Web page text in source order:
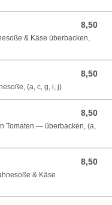
8,50
8,50 EUR
& Käse überbacken,
8,50
8,50 EUR
(a, c, g, i, j)
8,50
8,50 EUR
Tomaten — überbacken, (a,
8,50
8,50 EUR
& Käse